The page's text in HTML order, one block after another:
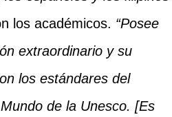
los académicos. “Posee
extraordinario y su
los estándares del
de la Unesco. [Es